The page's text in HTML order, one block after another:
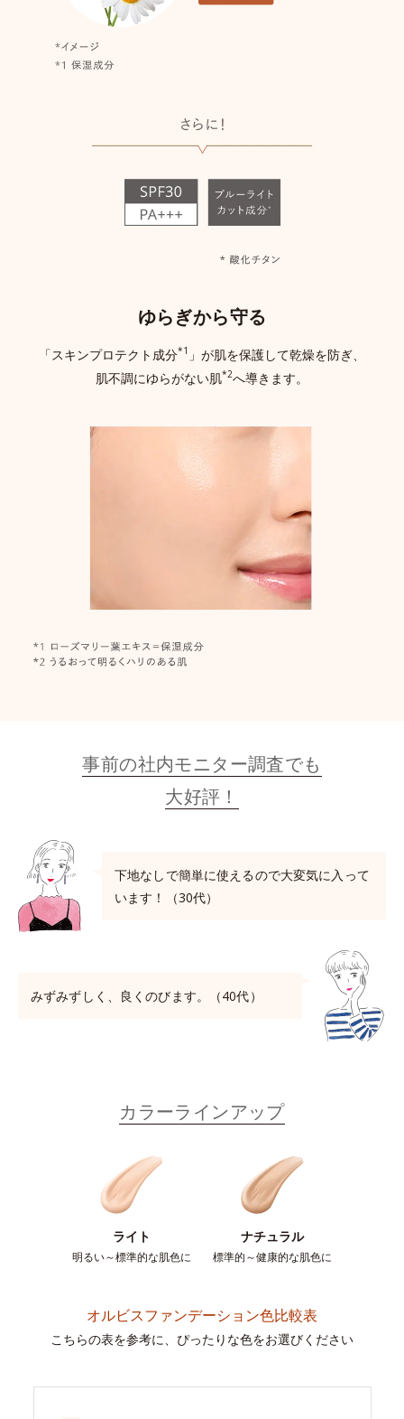
ゆらぎから守る
「スキンプロテクト成分*1 」が肌を保護して乾燥を防ぎ、
肌不調にゆらがない肌*2へ導きます。
事前の社内モニター調査でも
大好評！
下地なしで簡単に使えるので大変気に入って
います！（30代）
みずみずしく、良くのびます。（40代）
カラーラインアップ
ライト
明るい～標準的な肌色に
ナチュラル
標準的～健康的な肌色に
オルビスファンデーション色比較表
こちらの表を参考に、ぴったりな色をお選びください